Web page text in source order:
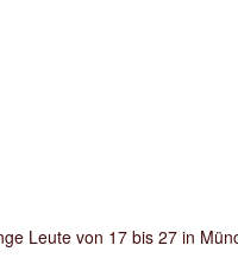
Leute von 17 bis 27 in